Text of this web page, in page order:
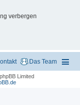
verbergen
Das Team
Limited